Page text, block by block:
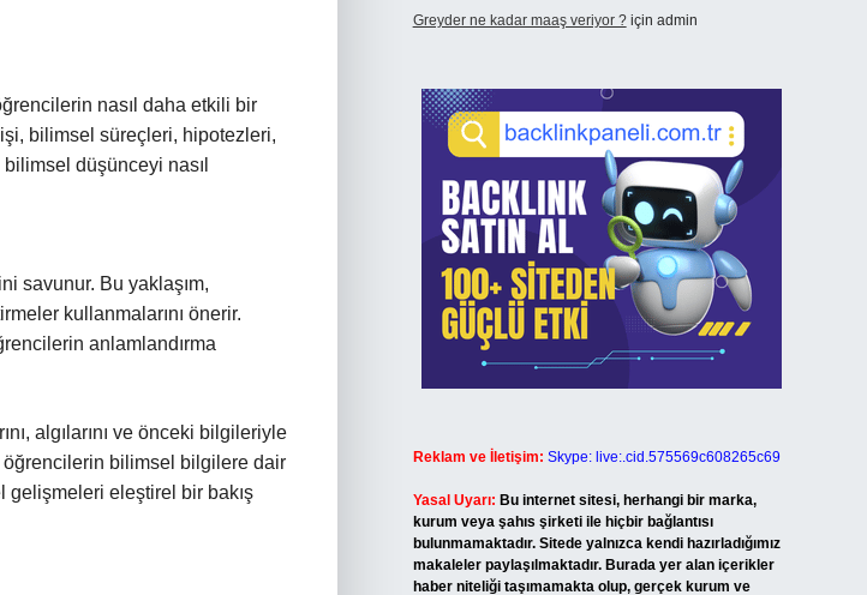
nasıl daha etkili bir
bilimsel süreçleri, hipotezleri,
düşünceyi nasıl
savunur. Bu yaklaşım,
kullanmalarını önerir.
anlamlandırma
algılarını ve önceki bilgileriyle
öğrencilerin bilimsel bilgilere dair
gelişmeleri eleştirel bir bakış
Greyder ne kadar maaş veriyor ?için admin
Reklam ve İletişim: Skype: live:.cid.575569c608265c69
Yasal Uyarı: Bu internet sitesi, herhangi bir marka,
kurum veya şahıs şirketi ile hiçbir bağlantısı
bulunmamaktadır. Sitede yalnızca kendi hazırladığımız
makaleler paylaşılmaktadır. Burada yer alan içerikler
haber niteliği taşımamakta olup, gerçek kurum ve